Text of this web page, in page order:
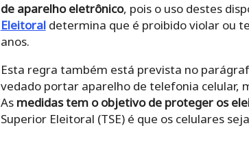
de aparelho eletrônico, pois o uso destes
Eleitoraldetermina que é proibido violar ou
anos.
Esta regra também está prevista no
vedado portar aparelho de telefonia celular,
As medidas tem o objetivo de proteger os
Superior Eleitoral (TSE) é que os celulares